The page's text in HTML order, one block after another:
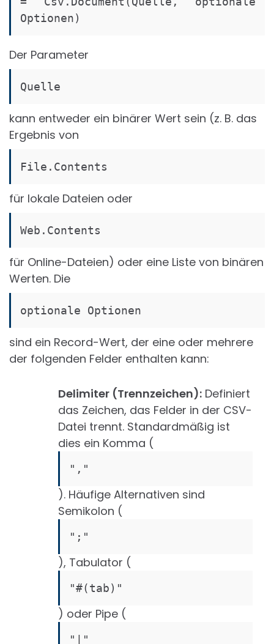
Optionen)
Der Parameter
Quelle
kann entweder ein binärer Wert sein (z. B. das
Ergebnis von
File.Contents
für lokale Dateien oder
Web.Contents
für Online-Dateien) oder eine Liste von binären
Werten. Die
optionale Optionen
sind ein Record-Wert, der eine oder mehrere
der folgenden Felder enthalten kann:
Delimiter (Trennzeichen): Definiert
das Zeichen, das Felder in der CSV-
Datei trennt. Standardmäßig ist
dies ein Komma (
","
). Häufige Alternativen sind
Semikolon (
";"
), Tabulator (
"#(tab)"
) oder Pipe (
"|"